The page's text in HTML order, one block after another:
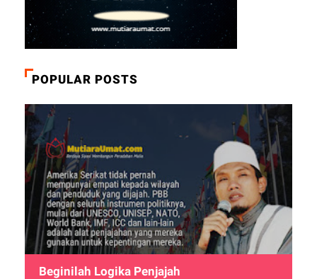
POPULAR POSTS
Beginilah Logika Penjajah